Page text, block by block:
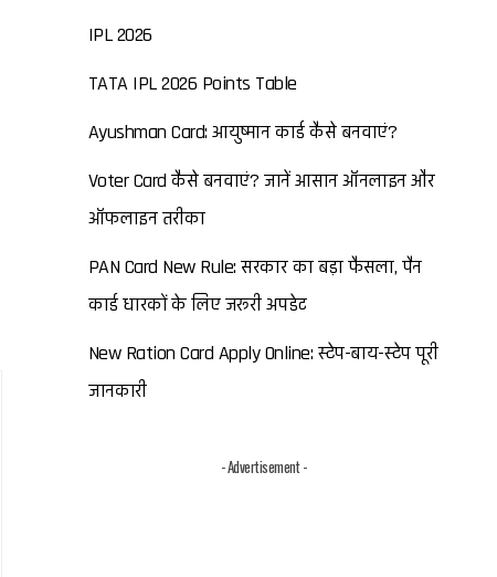
IPL 2026
TATA IPL 2026 Points Table
Ayushman Card: आयुष्मान कार्ड कैसे बनवाएं?
Voter Card कैसे बनवाएं? जानें आसान ऑनलाइन और
ऑफलाइन तरीका
PAN Card New Rule: सरकार का बड़ा फैसला, पैन
कार्ड धारकों के लिए जरूरी अपडेट
New Ration Card Apply Online: स्टेप-बाय-स्टेप पूरी
जानकारी
- Advertisement -